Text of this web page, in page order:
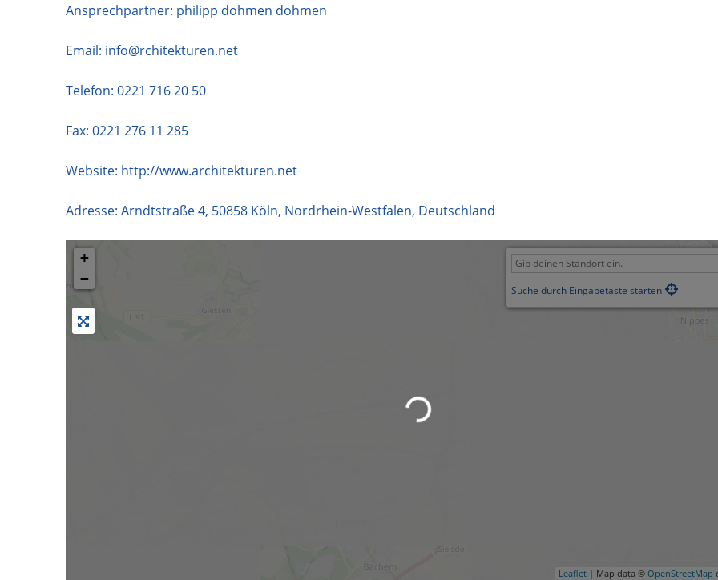
Ansprechpartner: philipp dohmen dohmen
Email: info@rchitekturen.net
Telefon: 0221 716 20 50
Fax: 0221 276 11 285
Website: http://www.architekturen.net
Adresse: Arndtstraße 4, 50858 Köln, Nordrhein-Westfalen, Deutschland
+
−
Suche durch Eingabetaste starten
Leaflet | Map data © OpenStreetMap
Wird geladen …